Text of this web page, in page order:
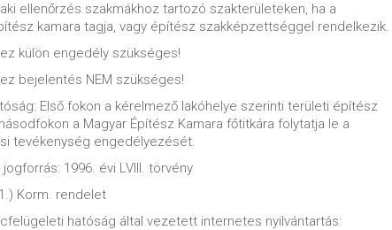
ellenőrzés szakmákhoz tartozó szakterületeken, ha a
kamara tagja, vagy építész szakképzettséggel rendelkezik.
külön engedély szükséges!
bejelentés NEM szükséges!
Első fokon a kérelmező lakóhelye szerinti területi építész
a Magyar Építész Kamara főtitkára folytatja le a
tevékenység engedélyezését.
1996. évi LVIII. törvény
Korm. rendelet
hatóság által vezetett internetes nyilvántartás: